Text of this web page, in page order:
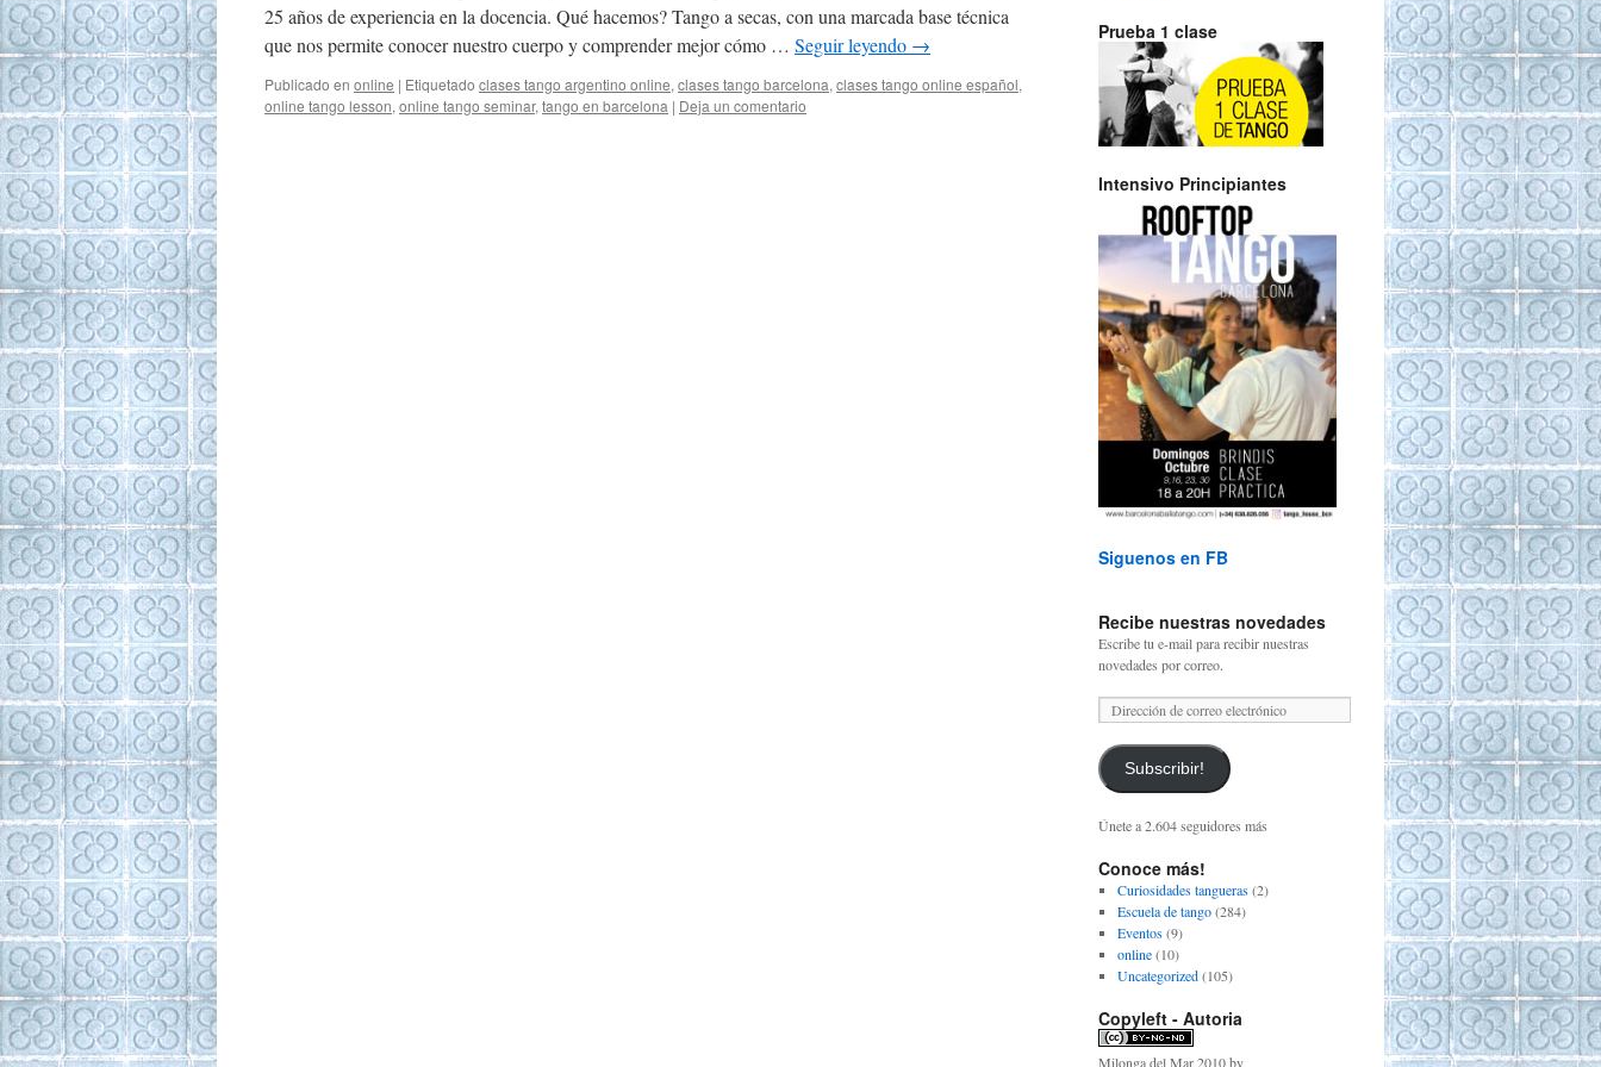
25 años de experiencia en la docencia. Qué hacemos? Tango a secas, con una marcada base técnica
que nos permite conocer nuestro cuerpo y comprender mejor cómo … Seguir leyendo →
Publicado en online | Etiquetado clases tango argentino online, clases tango barcelona, clases tango online español,
online tango lesson, online tango seminar, tango en barcelona | Deja un comentario
Prueba 1 clase
Intensivo Principiantes
Siguenos en FB
Recibe nuestras novedades
Escribe tu e-mail para recibir nuestras
novedades por correo.
Subscribir!
Únete a 2.604 seguidores más
Conoce más!
Curiosidades tangueras(2)
Escuela de tango(284)
Eventos(9)
online(10)
Uncategorized(105)
Copyleft - Autoria
Milonga del Mar 2010by